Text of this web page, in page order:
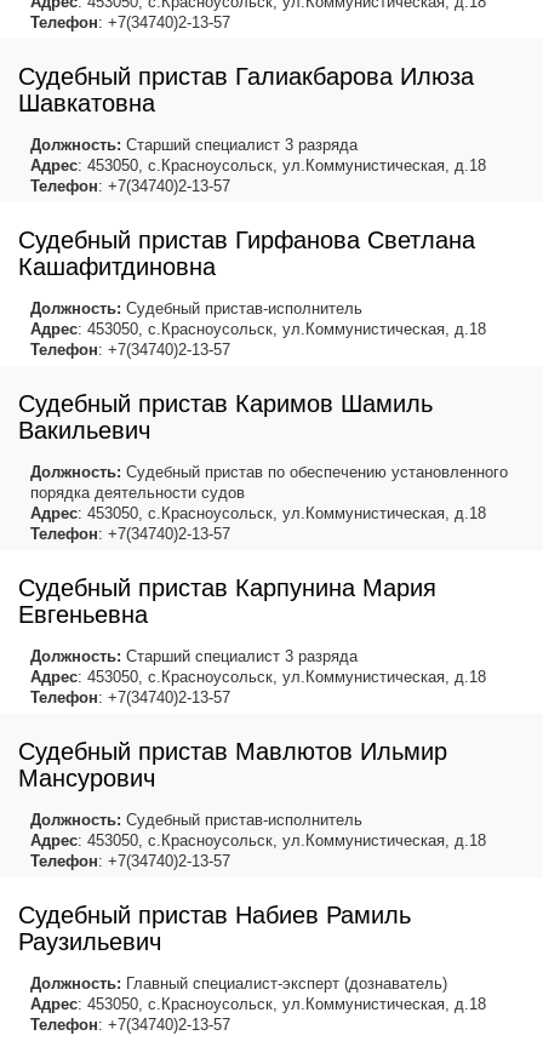
Телефон: +7(34740)2-13-57
Судебный пристав Галиакбарова Илюза
Шавкатовна
Должность: Старший специалист 3 разряда
Адрес: 453050, с.Красноусольск, ул.Коммунистическая, д.18
Телефон: +7(34740)2-13-57
Судебный пристав Гирфанова Светлана
Кашафитдиновна
Должность: Судебный пристав-исполнитель
Адрес: 453050, с.Красноусольск, ул.Коммунистическая, д.18
Телефон: +7(34740)2-13-57
Судебный пристав Каримов Шамиль
Вакильевич
Должность: Судебный пристав по обеспечению установленного
порядка деятельности судов
Адрес: 453050, с.Красноусольск, ул.Коммунистическая, д.18
Телефон: +7(34740)2-13-57
Судебный пристав Карпунина Мария
Евгеньевна
Должность: Старший специалист 3 разряда
Адрес: 453050, с.Красноусольск, ул.Коммунистическая, д.18
Телефон: +7(34740)2-13-57
Судебный пристав Мавлютов Ильмир
Мансурович
Должность: Судебный пристав-исполнитель
Адрес: 453050, с.Красноусольск, ул.Коммунистическая, д.18
Телефон: +7(34740)2-13-57
Судебный пристав Набиев Рамиль
Раузильевич
Должность: Главный специалист-эксперт (дознаватель)
Адрес: 453050, с.Красноусольск, ул.Коммунистическая, д.18
Телефон: +7(34740)2-13-57